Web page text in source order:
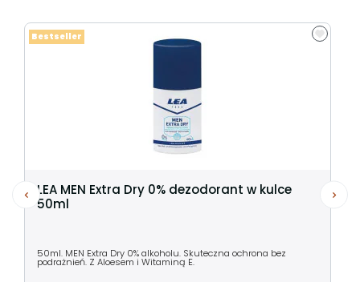
LEA MEN Extra Dry 0% dezodorant w kulce
50ml
50ml. MEN Extra Dry 0% alkoholu. Skuteczna ochrona bez
podrażnień. Z Aloesem i Witaminą E.
Bestseller